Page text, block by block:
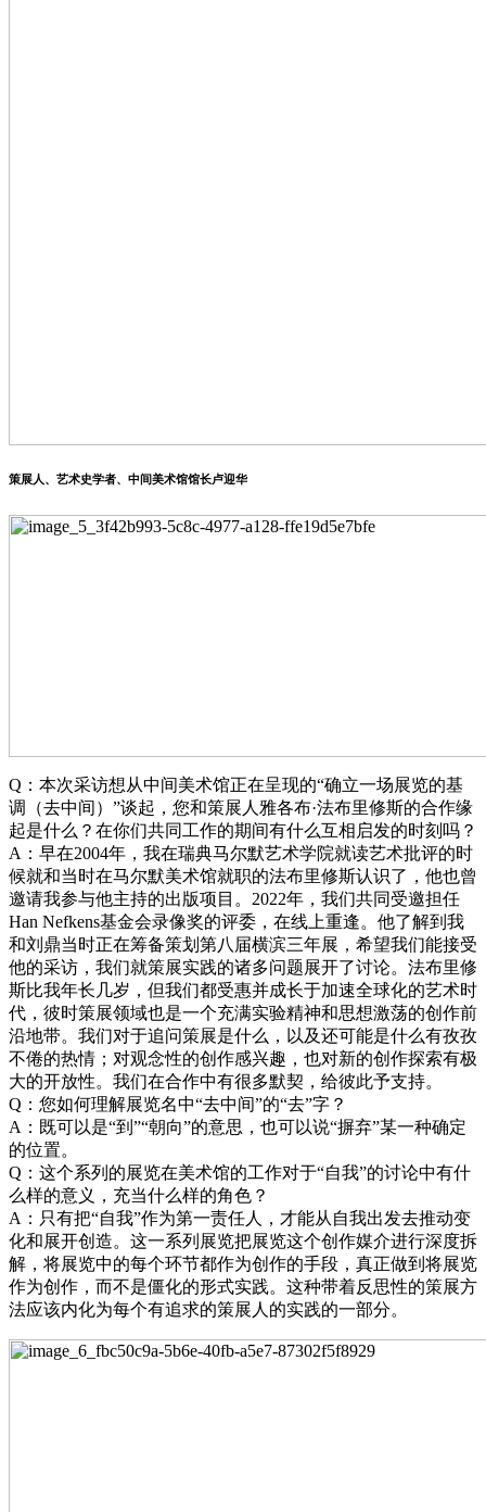
策展人、艺术史学者、中间美术馆馆长卢迎华
Q：本次采访想从中间美术馆正在呈现的“确立一场展览的基
调（去中间）”谈起，您和策展人雅各布·法布里修斯的合作缘
起是什么？在你们共同工作的期间有什么互相启发的时刻吗？
A：早在2004年，我在瑞典马尔默艺术学院就读艺术批评的时
候就和当时在马尔默美术馆就职的法布里修斯认识了，他也曾
邀请我参与他主持的出版项目。2022年，我们共同受邀担任
Han Nefkens基金会录像奖的评委，在线上重逢。他了解到我
和刘鼎当时正在筹备策划第八届横滨三年展，希望我们能接受
他的采访，我们就策展实践的诸多问题展开了讨论。法布里修
斯比我年长几岁，但我们都受惠并成长于加速全球化的艺术时
代，彼时策展领域也是一个充满实验精神和思想激荡的创作前
沿地带。我们对于追问策展是什么，以及还可能是什么有孜孜
不倦的热情；对观念性的创作感兴趣，也对新的创作探索有极
大的开放性。我们在合作中有很多默契，给彼此予支持。
Q：您如何理解展览名中“去中间”的“去”字？
A：既可以是“到”“朝向”的意思，也可以说“摒弃”某一种确定
的位置。
Q：这个系列的展览在美术馆的工作对于“自我”的讨论中有什
么样的意义，充当什么样的角色？
A：只有把“自我”作为第一责任人，才能从自我出发去推动变
化和展开创造。这一系列展览把展览这个创作媒介进行深度拆
解，将展览中的每个环节都作为创作的手段，真正做到将展览
作为创作，而不是僵化的形式实践。这种带着反思性的策展方
法应该内化为每个有追求的策展人的实践的一部分。